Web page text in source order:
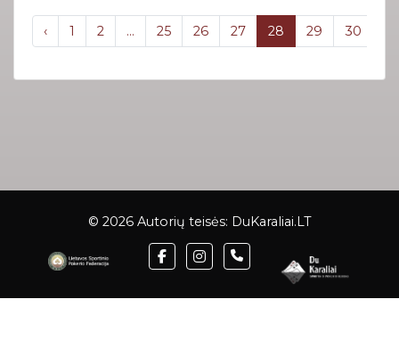
‹ 1 2 ... 25 26 27 28 29 30
© 2026 Autorių teisės: DuKaraliai.LT